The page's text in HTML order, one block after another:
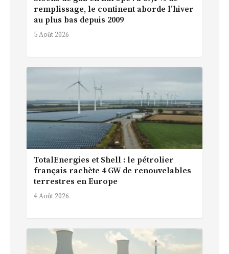
remplissage, le continent aborde l’hiver
au plus bas depuis 2009
5 Août 2026
TotalEnergies et Shell : le pétrolier
français rachète 4 GW de renouvelables
terrestres en Europe
4 Août 2026